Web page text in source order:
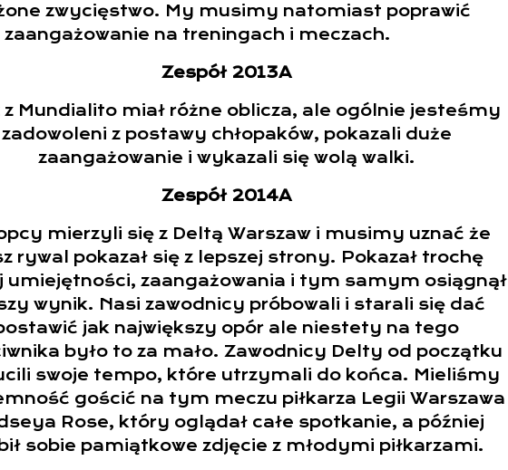
zwycięstwo. My musimy natomiast poprawić
zaangażowanie na treningach i meczach.
Zespół 2013A
z Mundialito miał różne oblicza, ale ogólnie jesteśmy
zadowoleni z postawy chłopaków, pokazali duże
zaangażowanie i wykazali się wolą walki.
Zespół 2014A
mierzyli się z Deltą Warszaw i musimy uznać że
rywal pokazał się z lepszej strony. Pokazał trochę
umiejętności, zaangażowania i tym samym osiągnął
wynik. Nasi zawodnicy próbowali i starali się dać
jak największy opór ale niestety na tego
było to za mało. Zawodnicy Delty od początku
swoje tempo, które utrzymali do końca. Mieliśmy
gościć na tym meczu piłkarza Legii Warszawa
Rose, który oglądał całe spotkanie, a później
sobie pamiątkowe zdjęcie z młodymi piłkarzami.